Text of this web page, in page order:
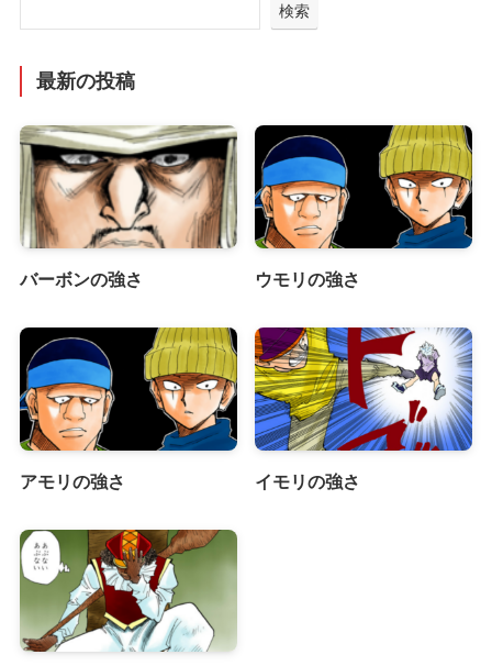
検索
最新の投稿
バーボンの強さ ウモリの強さ
アモリの強さ イモリの強さ